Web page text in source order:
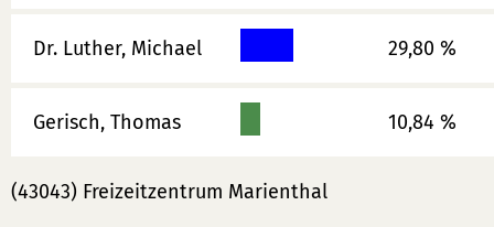
Dr. Luther, Michael 29,80 %
Gerisch, Thomas 10,84 %
(43043) Freizeitzentrum Marienthal